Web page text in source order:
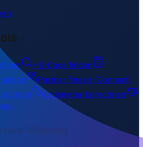
HS-Code finden
Partner finden (Connect)
Lademeter berechnen
Wissen